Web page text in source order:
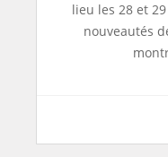
lieu les 28 et
nouveautés